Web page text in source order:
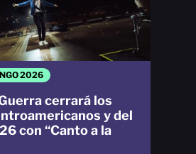
2026
cerrará los
y del
con “Canto a la